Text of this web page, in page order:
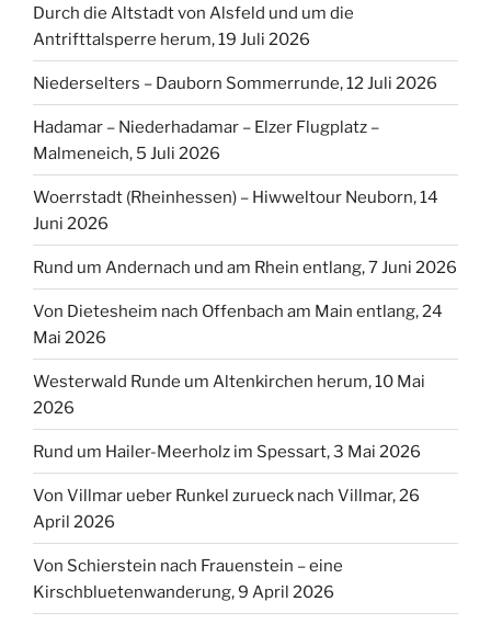
Durch die Altstadt von Alsfeld und um die
Antrifttalsperre herum, 19 Juli 2026
Niederselters – Dauborn Sommerrunde, 12 Juli 2026
Hadamar – Niederhadamar – Elzer Flugplatz –
Malmeneich, 5 Juli 2026
Woerrstadt (Rheinhessen) – Hiwweltour Neuborn, 14
Juni 2026
Rund um Andernach und am Rhein entlang, 7 Juni 2026
Von Dietesheim nach Offenbach am Main entlang, 24
Mai 2026
Westerwald Runde um Altenkirchen herum, 10 Mai
2026
Rund um Hailer-Meerholz im Spessart, 3 Mai 2026
Von Villmar ueber Runkel zurueck nach Villmar, 26
April 2026
Von Schierstein nach Frauenstein – eine
Kirschbluetenwanderung, 9 April 2026